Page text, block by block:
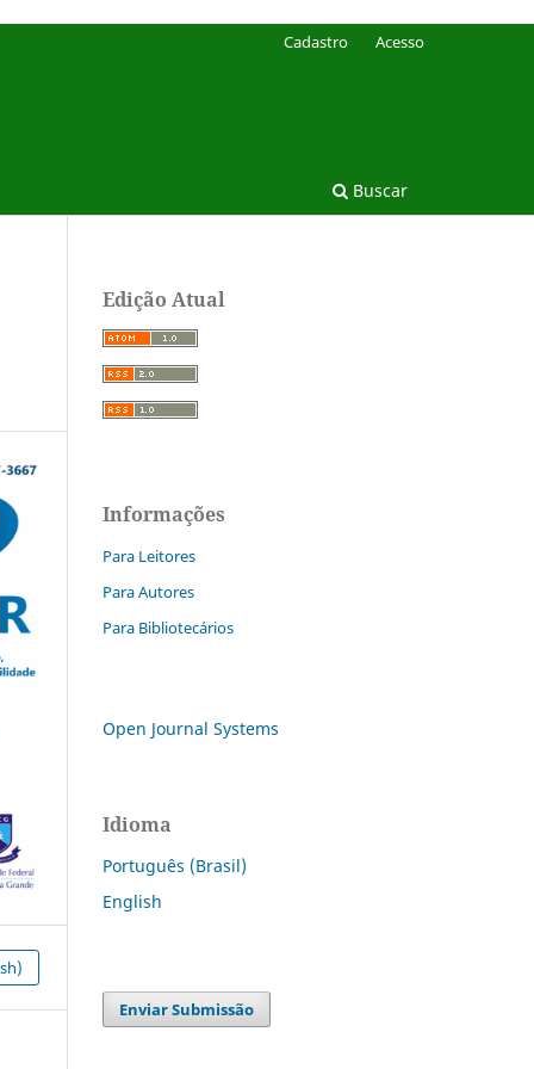
Buscar
Cadastro Acesso
Edição Atual
Informações
Para Leitores
Para Autores
Para Bibliotecários
Open Journal Systems
Idioma
Português (Brasil)
English
Enviar Submissão